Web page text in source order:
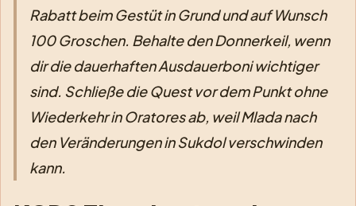
Rabatt beim Gestüt in Grund und auf Wunsch
100 Groschen. Behalte den Donnerkeil, wenn
dir die dauerhaften Ausdauerboni wichtiger
sind. Schließe die Quest vor dem Punkt ohne
Wiederkehr inOratoresab, weil Mlada nach
den Veränderungen in Sukdol verschwinden
kann.